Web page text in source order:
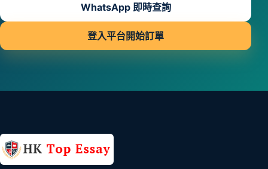
WhatsApp 即時查詢
登入平台開始訂單